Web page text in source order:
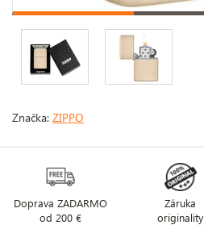
Značka: ZIPPO
Doprava ZADARMO
od 200 €
Záruka
originality